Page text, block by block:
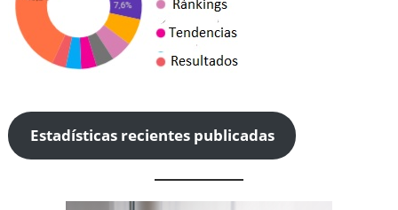
Estadísticas recientes publicadas